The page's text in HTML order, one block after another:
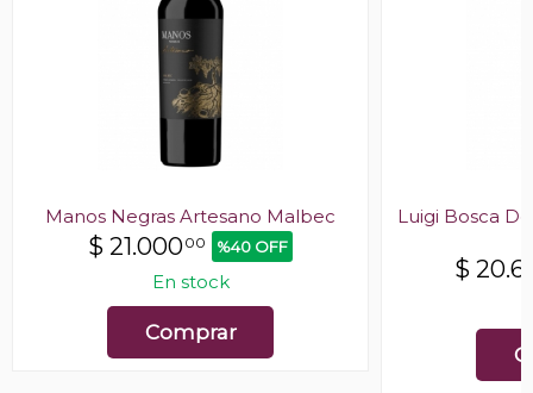
Manos Negras Artesano Malbec
$ 21.00000 %40 OFF
En stock
Comprar
Luigi Bosca
$